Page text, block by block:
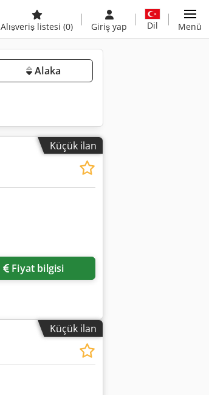
Alışveriş listesi (0) Giriş yap Dil Menü
Alaka
Küçük ilan
Fiyat bilgisi
Küçük ilan